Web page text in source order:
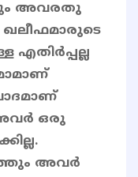
അവരതു
ഒരു
അവർ